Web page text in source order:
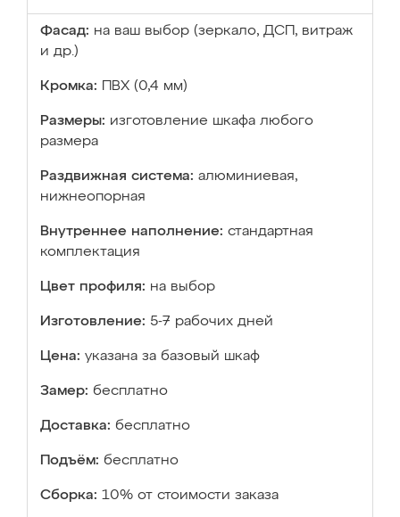
Фасад: на ваш выбор (зеркало, ДСП, витраж
и др.)
Кромка: ПВХ (0,4 мм)
Размеры: изготовление шкафа любого
размера
Раздвижная система: алюминиевая,
нижнеопорная
Внутреннее наполнение: стандартная
комплектация
Цвет профиля: на выбор
Изготовление: 5-7 рабочих дней
Цена: указана за базовый шкаф
Замер: бесплатно
Доставка: бесплатно
Подъём: бесплатно
Сборка: 10% от стоимости заказа